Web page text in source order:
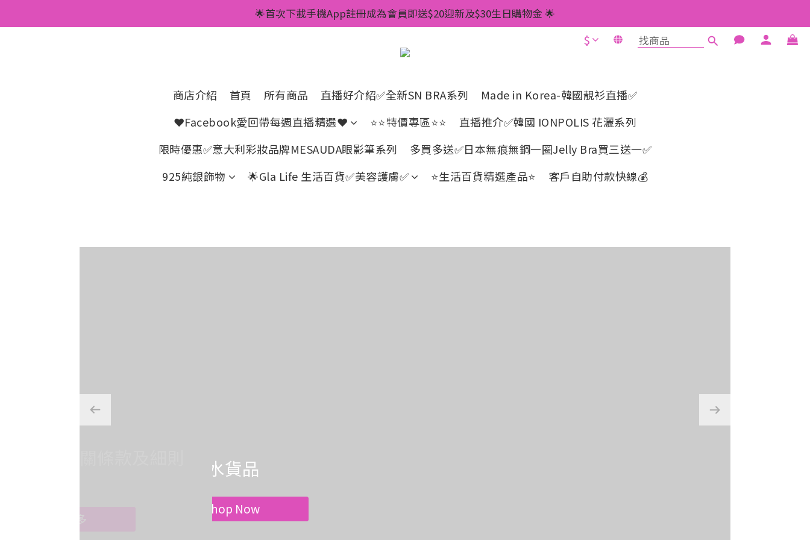
💥正價服裝滿減優惠💥 ✅一件起包順豐 ✅第二件起減$20 ✅第三件減$40    如此類推⬆不設上限
🌟首次下載手機App註冊成為會員即送$20迎新及$30生日購物金 🌟
🌟手機App消費儲積分當購物金用🌟消費1元有1分 🌟累積滿100分可當1元使用🌟$
商店介紹 首頁 所有商品 直播好介紹✅全新SN BRA系列
Made in Korea-韓國靚衫直播✅
❤Facebook愛回帶每週直播精選❤
⭐⭐特價專區⭐⭐
直播推介✅韓國 IONPOLIS 花灑系列
限時優惠✅意大利彩妝品牌MESAUDA眼影筆系列
多買多送✅️日本無痕無鋼一圈Jelly Bra買三送一✅️
925純銀飾物
🌟Gla Life 生活百貨✅美容護膚✅ ⭐生活百貨精選產品⭐ 客戶自助付款快線💰
選購心水貨品
Shop Now